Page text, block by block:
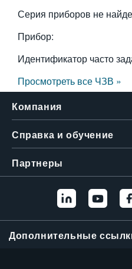
繁體中文
Серия приборов не
Прибор:
Идентификатор часто
Просмотреть все ЧЗВ »
Компания
Справка и обучение
Партнеры
Дополнительные